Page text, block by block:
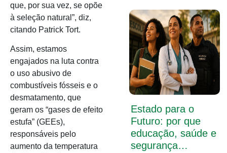
que, por sua vez, se opõe
à seleção natural”, diz,
citando Patrick Tort.
Assim, estamos
engajados na luta contra
o uso abusivo de
combustíveis fósseis e o
desmatamento, que
geram os “gases de efeito
estufa” (GEEs),
responsáveis pelo
aumento da temperatura
Estado para o
Futuro: por que
educação, saúde e
segurança…